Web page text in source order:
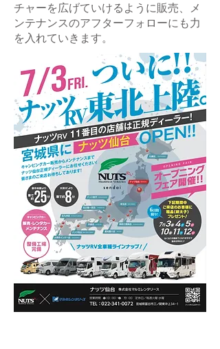
チャーを広げていけるように販売、メ
ンテナンスのアフターフォローにも力
を入れていきます。